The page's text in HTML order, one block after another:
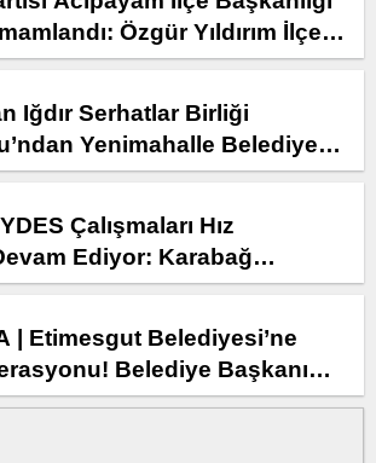
Özgür Yıldırım İlçe
Iğdır Serhatlar Birliği
Yenimahalle Belediye
Yaşar’a Ziyaret.
Çalışmaları Hız
Ediyor: Karabağ
Taşı Çalışması Yerinde
| Etimesgut Belediyesi’ne
Belediye Başkanı
Dahil 55 Şüpheli